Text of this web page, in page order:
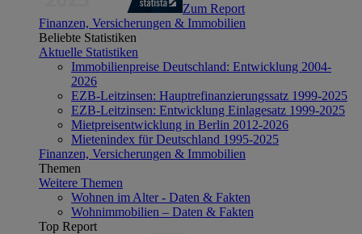
Zum Report
Finanzen, Versicherungen & Immobilien
Beliebte Statistiken
Aktuelle Statistiken
Immobilienpreise Deutschland: Entwicklung 2004-
2026
EZB-Leitzinsen: Hauptrefinanzierungssatz 1999-2025
EZB-Leitzinsen: Entwicklung Einlagesatz 1999-2025
Mietpreisentwicklung in Berlin 2012-2026
Mietenindex für Deutschland 1995-2025
Finanzen, Versicherungen & Immobilien
Themen
Weitere Themen
Wohnen im Alter - Daten & Fakten
Wohnimmobilien – Daten & Fakten
Top Report